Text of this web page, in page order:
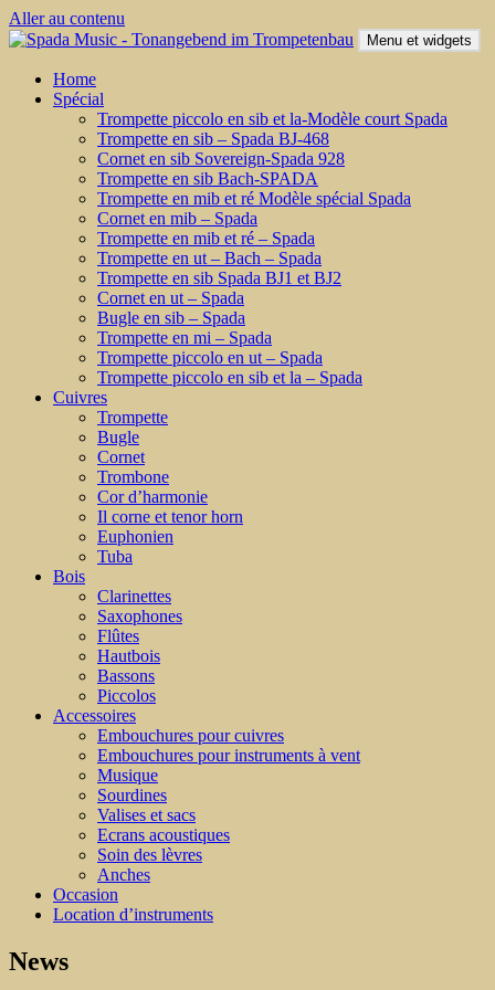
Aller au contenu
Menu et widgets
Home
Spécial
Trompette piccolo en sib et la-Modèle court Spada
Trompette en sib – Spada BJ-468
Cornet en sib Sovereign-Spada 928
Trompette en sib Bach-SPADA
Trompette en mib et ré Modèle spécial Spada
Cornet en mib – Spada
Trompette en mib et ré – Spada
Trompette en ut – Bach – Spada
Trompette en sib Spada BJ1 et BJ2
Cornet en ut – Spada
Bugle en sib – Spada
Trompette en mi – Spada
Trompette piccolo en ut – Spada
Trompette piccolo en sib et la – Spada
Cuivres
Trompette
Bugle
Cornet
Trombone
Cor d’harmonie
Il corne et tenor horn
Euphonien
Tuba
Bois
Clarinettes
Saxophones
Flûtes
Hautbois
Bassons
Piccolos
Accessoires
Embouchures pour cuivres
Embouchures pour instruments à vent
Musique
Sourdines
Valises et sacs
Ecrans acoustiques
Soin des lèvres
Anches
Occasion
Location d’instruments
News